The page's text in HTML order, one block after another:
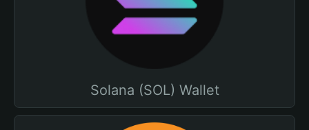
Solana (SOL) Wallet